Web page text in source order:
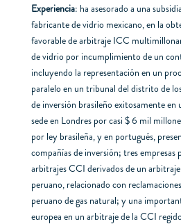
Experiencia: ha asesorado a una
fabricante de vidrio mexicano, en la
favorable de arbitraje ICC
de vidrio por incumplimiento de un
incluyendo la representación en un
paralelo en un tribunal del distrito de
de inversión brasileño exitosamente
sede en Londres por casi $ 6 mil
por ley brasileña, y en portugués,
compañías de inversión; tres empresas
arbitrajes CCI derivados de un
peruano, relacionado con
peruano de gas natural; y una
europea en un arbitraje de la CCI